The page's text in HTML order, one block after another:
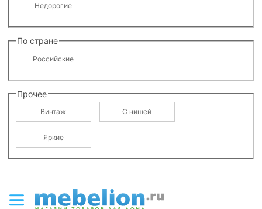
Недорогие
По стране
Российские
Прочее
Винтаж С нишей
Яркие